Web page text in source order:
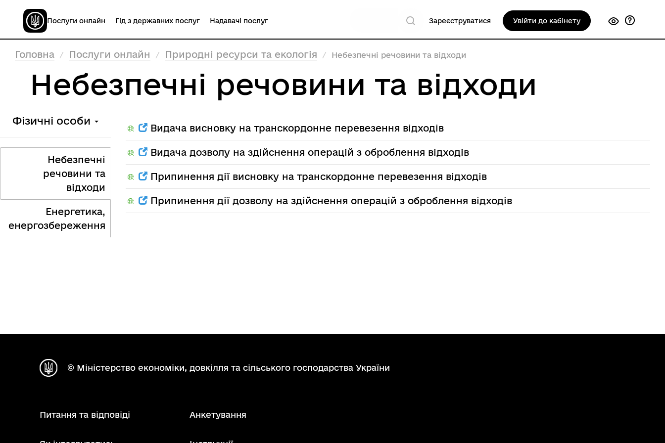
Послуги онлайн Гід з державних послуг Надавачі послуг Зареєструватися Увійти до кабінету
Головна Послуги онлайн Природні ресурси та екологія Небезпечні речовини та відходи
Небезпечні речовини та відходи
Фізичні особи
Небезпечні
речовини та
відходи
Енергетика,
енергозбереження
Видача висновку на транскордонне перевезення відходів
Видача дозволу на здійснення операцій з оброблення відходів
Припинення дії висновку на транскордонне перевезення відходів
Припинення дії дозволу на здійснення операцій з оброблення відходів
© Міністерство економіки, довкілля та сільського господарства України
Питання та відповіді Анкетування